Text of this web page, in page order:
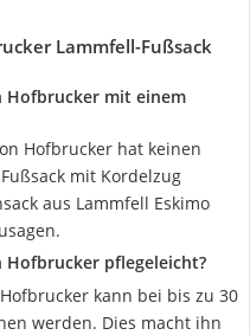
Lammfell-Fußsack
Hofbrucker mit einem
Hofbrucker hat keinen
mit Kordelzug
aus Lammfell Eskimo
Hofbrucker pflegeleicht?
kann bei bis zu 30
werden. Dies macht ihn